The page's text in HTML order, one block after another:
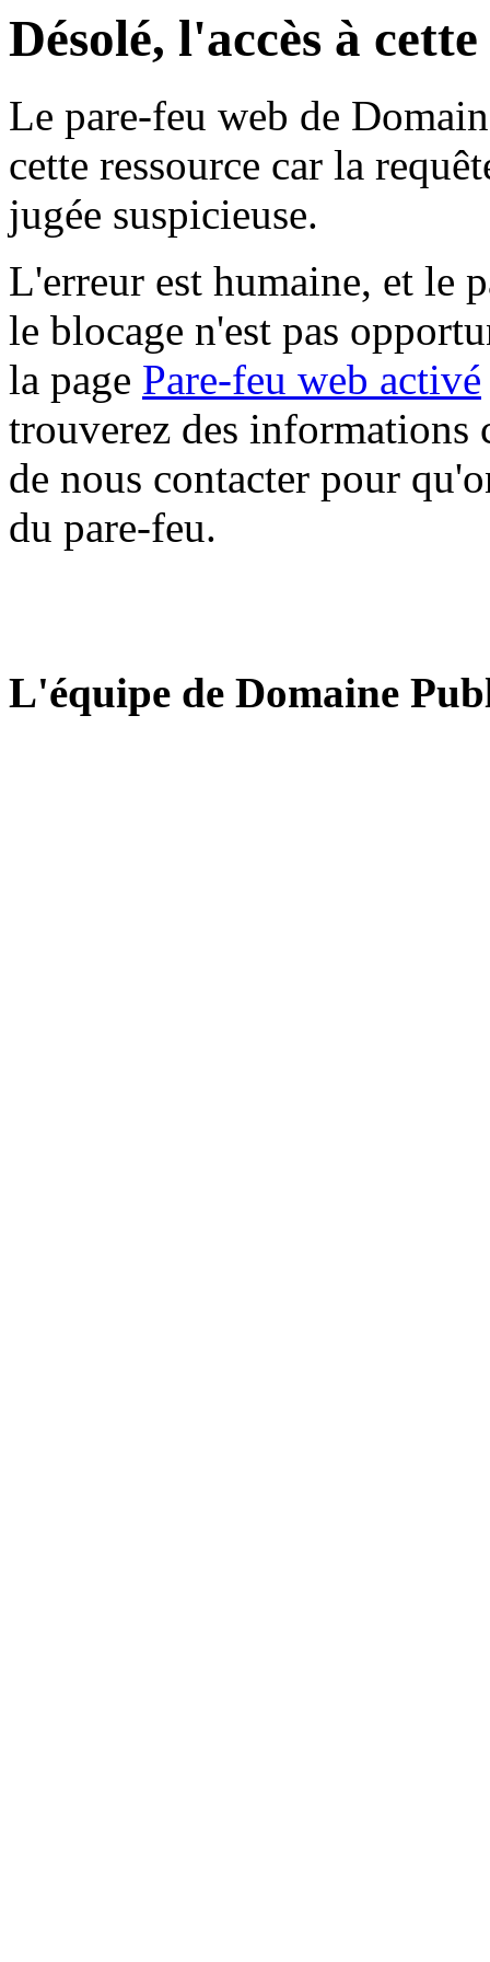
Désolé, l'accès à
Le pare-feu web de
cette ressource car la
jugée suspicieuse.
L'erreur est humaine, et le
le blocage n'est pas
la page Pare-feu web activé
trouverez des informations
de nous contacter pour
du pare-feu.
L'équipe de Domaine